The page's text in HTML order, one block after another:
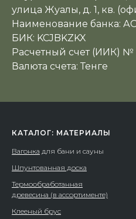
улица Жуалы, д. 1, кв.
Наименование банка:
БИК: KCJBKZKX
Расчетный счет (ИИК) №
Валюта счета: Тенге
КАТАЛОГ: МАТЕРИАЛЫ
Вагонка для бани и сауны
Шпунтованная доска
Термообработанная
древесина (в ассортименте)
Клееный брус